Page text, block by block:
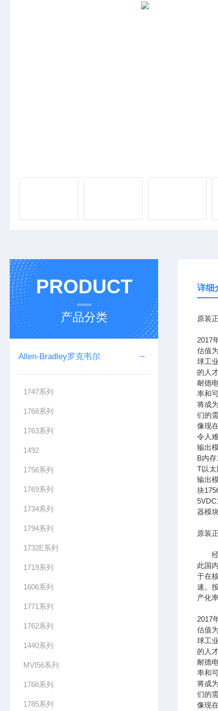
PRODUCT
产品分类
Allen-Bradley罗克韦尔
1747系列
1768系列
1763系列
1492
1756系列
1769系列
1734系列
1794系列
1732E系列
1719系列
1606系列
1771系列
1762系列
1440系列
MVI56系列
1766系列
1785系列
详细
原装
2017
估值
球工
的人
耐德
率和
将成
们的
像现
令人
输出
B内
T以太
输出
块
器模
原装
经过
此国
于在
速。
产化
2017
估值
球工
的人
耐德
率和
将成
们的
像现